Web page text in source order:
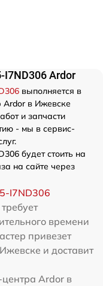
I7ND306 Ardor
выполняется в
в Ижевске
и запчасти
- мы в сервис-
будет стоить на
на сайте через
I7ND306
времени
привезет
и доставит
Ardor в